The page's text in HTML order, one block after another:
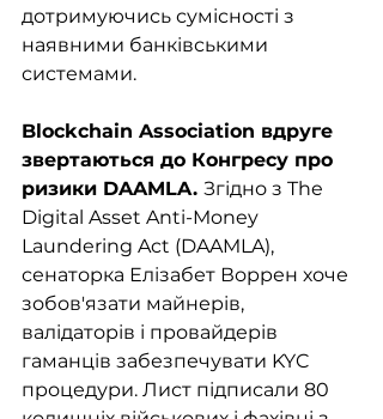
дотримуючись сумісності з
наявними банківськими
системами.
Blockchain Association вдруге
звертаються до Конгресу про
ризики DAAMLA. Згідно з The
Digital Asset Anti-Money
Laundering Act (DAAMLA),
сенаторка Елізабет Воррен хоче
зобов'язати майнерів,
валідаторів і провайдерів
гаманців забезпечувати KYC
процедури. Лист підписали 80